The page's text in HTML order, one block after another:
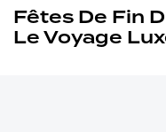
Fêtes De Fin
Le Voyage